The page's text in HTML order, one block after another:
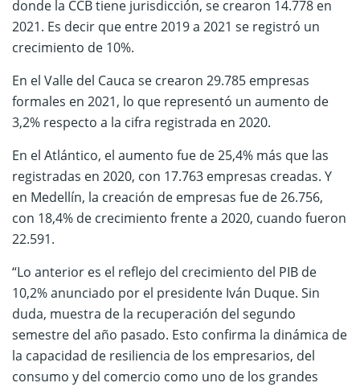
donde la CCB tiene jurisdicción, se crearon 14.778 en
2021. Es decir que entre 2019 a 2021 se registró un
crecimiento de 10%.
En el Valle del Cauca se crearon 29.785 empresas
formales en 2021, lo que representó un aumento de
3,2% respecto a la cifra registrada en 2020.
En el Atlántico, el aumento fue de 25,4% más que las
registradas en 2020, con 17.763 empresas creadas. Y
en Medellín, la creación de empresas fue de 26.756,
con 18,4% de crecimiento frente a 2020, cuando fueron
22.591.
“Lo anterior es el reflejo del crecimiento del PIB de
10,2% anunciado por el presidente Iván Duque. Sin
duda, muestra de la recuperación del segundo
semestre del año pasado. Esto confirma la dinámica de
la capacidad de resiliencia de los empresarios, del
consumo y del comercio como uno de los grandes